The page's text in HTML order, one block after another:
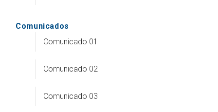
Comunicados
Comunicado 01
Comunicado 02
Comunicado 03